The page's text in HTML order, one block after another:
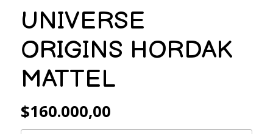
UNIVERSE
ORIGINS HORDAK
MATTEL
$160.000,00